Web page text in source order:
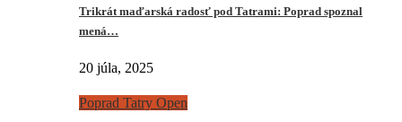
Trikrát maďarská radosť pod Tatrami: Poprad spoznal
mená…
20 júla, 2025
Poprad Tatry Open